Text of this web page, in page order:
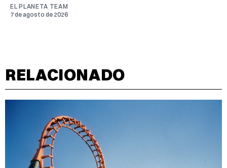
EL PLANETA TEAM
7 de agosto de 2026
RELACIONADO